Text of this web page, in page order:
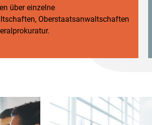
über einzelne
Oberstaatsanwaltschaften